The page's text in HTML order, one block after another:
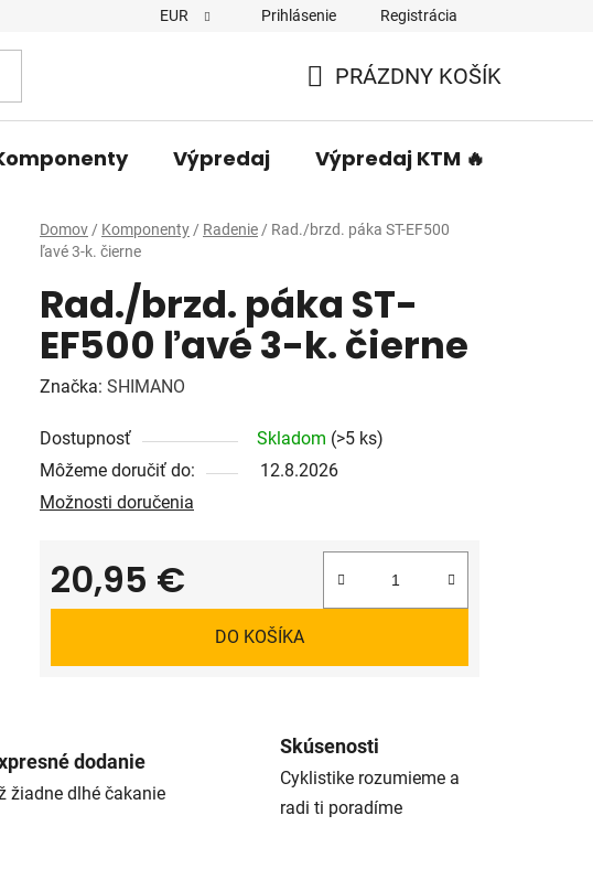
EUR Prihlásenie Registrácia
KOŠÍK
PRÁZDNY KOŠÍK
Výpredaj Výpredaj KTM 🔥
Domov / Komponenty / Radenie / Rad./brzd. páka ST-EF500
ľavé 3-k. čierne
Rad./brzd. páka ST-
EF500 ľavé 3-k. čierne
Značka: SHIMANO
Dostupnosť Skladom (>5 ks)
Môžeme doručiť do:
12.8.2026
Možnosti doručenia
20,95 €
Jednotková cena:
DO KOŠÍKA
dodanie
žiadne dlhé čakanie
Skúsenosti
Cyklistike rozumieme a
radi ti poradíme